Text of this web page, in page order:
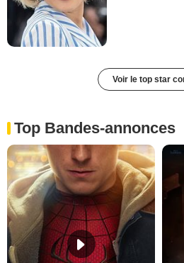
Voir le top star
Top Bandes-annonces